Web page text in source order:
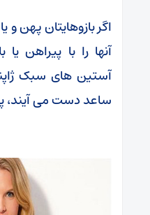
اگر بازوهایتان پهن
آنها را با پیراهن
آستین های سبک
ساعد دست می آیند،